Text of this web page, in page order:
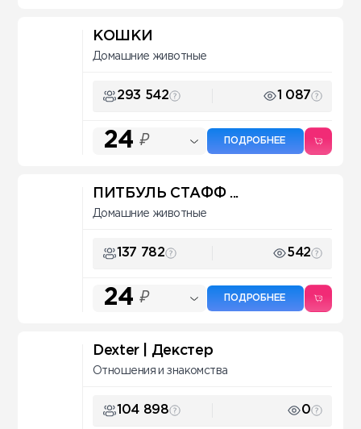
КОШКИ
Домашние животные
293 542 1 087
24 ₽ ПОДРОБНЕЕ
ПИТБУЛЬ СТАФФ ...
Домашние животные
137 782 542
24 ₽ ПОДРОБНЕЕ
Dexter | Декстер
Отношения и знакомства
104 898 0